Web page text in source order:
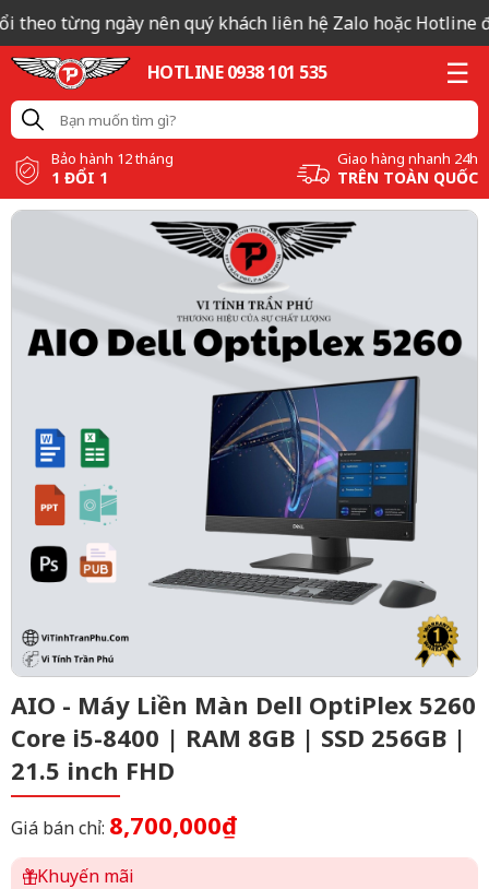
từng ngày nên quý khách liên hệ Zalo hoặc Hotline
HOTLINE 0938 101 535
Bảo hành 12 tháng
1 ĐỔI 1
Giao hàng nhanh 24h
TRÊN TOÀN QUỐC
AIO - Máy Liền Màn Dell OptiPlex 5260
Core i5-8400 | RAM 8GB | SSD 256GB |
21.5 inch FHD
Giá bán chỉ: 8,700,000₫
Khuyến mãi